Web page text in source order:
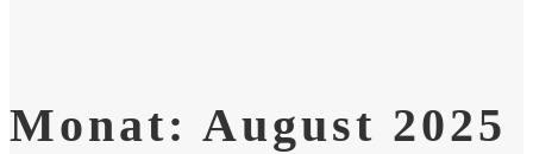
Monat: August 2025